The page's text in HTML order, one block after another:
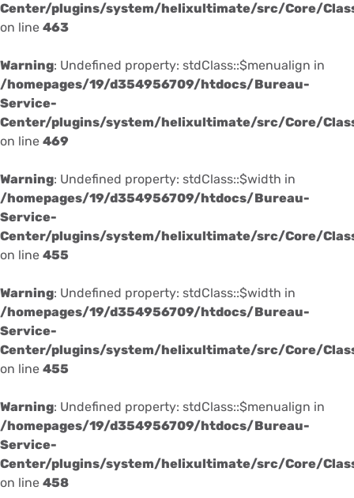
Center/plugins/system/helixultimate/src/Core/
on line 463
Warning: Undefined property: stdClass::$menualign in
/homepages/19/d354956709/htdocs/Bureau-
Service-
Center/plugins/system/helixultimate/src/Core/
on line 469
Warning: Undefined property: stdClass::$width in
/homepages/19/d354956709/htdocs/Bureau-
Service-
Center/plugins/system/helixultimate/src/Core/
on line 455
Warning: Undefined property: stdClass::$width in
/homepages/19/d354956709/htdocs/Bureau-
Service-
Center/plugins/system/helixultimate/src/Core/
on line 455
Warning: Undefined property: stdClass::$menualign in
/homepages/19/d354956709/htdocs/Bureau-
Service-
Center/plugins/system/helixultimate/src/Core/
on line 458